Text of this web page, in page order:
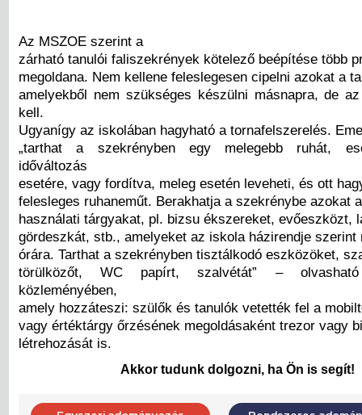
Az MSZOE szerint a
zárható tanulói faliszekrények kötelező beépítése több
megoldana. Nem kellene feleslegesen cipelni azokat a
amelyekből nem szükséges készülni másnapra, de
kell.
Ugyanígy az iskolában hagyható a tornafelszerelés.
„tarthat a szekrényben egy melegebb ruhát,
időváltozás
esetére, vagy fordítva, meleg esetén leveheti, és ott
felesleges ruhaneműt. Berakhatja a szekrénybe azokat
használati tárgyakat, pl. bizsu ékszereket, evőeszközt,
gördeszkát, stb., amelyeket az iskola házirendje szerint
órára. Tarthat a szekrényben tisztálkodó eszközöket,
törülközőt, WC papírt, szalvétát” –
közleményében,
amely hozzáteszi: szülők és tanulók vetették fel a
vagy értéktárgy őrzésének megoldásaként trezor vagy
létrehozását is.
Akkor tudunk dolgozni, ha Ön is segít!